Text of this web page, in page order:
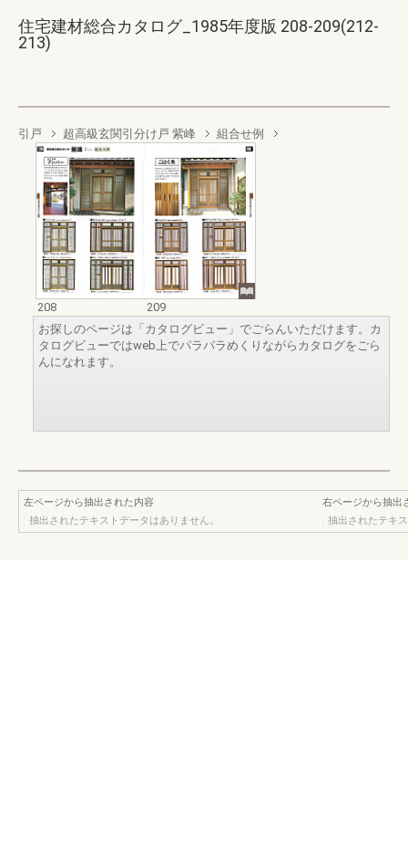
住宅建材総合カタログ_1985年度版 208-209(212-
213)
引戸 超高級玄関引分け戸 紫峰 組合せ例
208
209
お探しのページは「カタログビュー」でごらんいただけます。カ
タログビューではweb上でパラパラめくりながらカタログをごら
んになれます。
左ページから抽出された内容
抽出されたテキストデータはありません。
右ページから抽出
抽出されたテキ